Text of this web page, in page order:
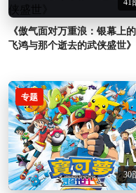
41
《傲气面对万重浪：银幕上
飞鸿与那个逝去的武侠盛世》
专题
30